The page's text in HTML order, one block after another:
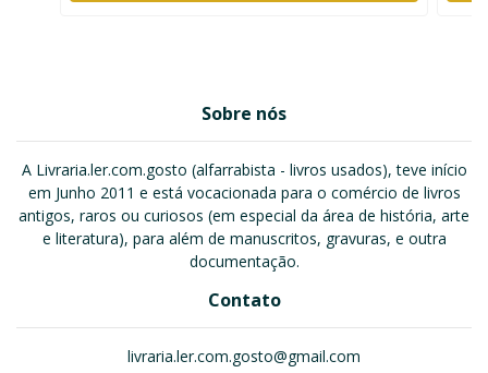
Sobre nós
A Livraria.ler.com.gosto (alfarrabista - livros usados), teve início
em Junho 2011 e está vocacionada para o comércio de livros
antigos, raros ou curiosos (em especial da área de história, arte
e literatura), para além de manuscritos, gravuras, e outra
documentação.
Contato
livraria.ler.com.gosto@gmail.com